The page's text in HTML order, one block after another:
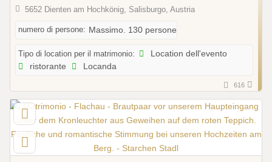
5652 Dienten am Hochkönig, Salisburgo, Austria
numero di persone: Massimo. 130 persone
Tipo di location per il matrimonio:
Location dell'evento
ristorante
Locanda
616